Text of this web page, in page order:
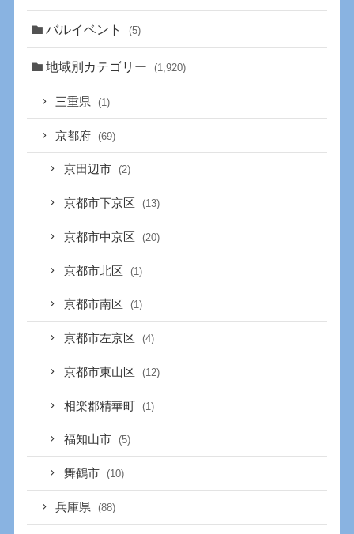
バルイベント (5)
地域別カテゴリー (1,920)
三重県 (1)
京都府 (69)
京田辺市 (2)
京都市下京区 (13)
京都市中京区 (20)
京都市北区 (1)
京都市南区 (1)
京都市左京区 (4)
京都市東山区 (12)
相楽郡精華町 (1)
福知山市 (5)
舞鶴市 (10)
兵庫県 (88)